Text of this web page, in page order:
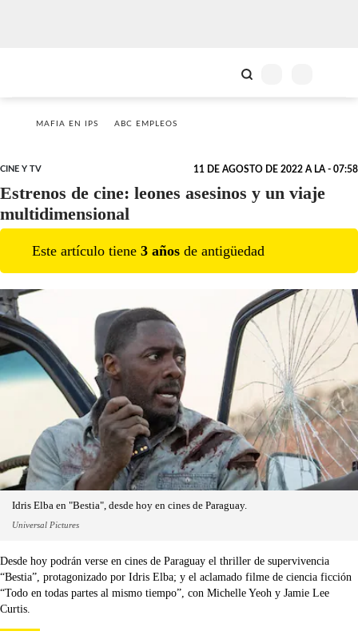
MAFIA EN IPS ABC EMPLEOS
CINE Y TV 11 DE AGOSTO DE 2022 A LA - 07:58
Estrenos de cine: leones asesinos y un viaje
multidimensional
Este artículo tiene 3 años de antigüedad
Idris Elba en "Bestia", desde hoy en cines de Paraguay.
Universal Pictures
Desde hoy podrán verse en cines de Paraguay el thriller de supervivencia
“Bestia”, protagonizado por Idris Elba; y el aclamado filme de ciencia ficción
“Todo en todas partes al mismo tiempo”, con Michelle Yeoh y Jamie Lee
Curtis.